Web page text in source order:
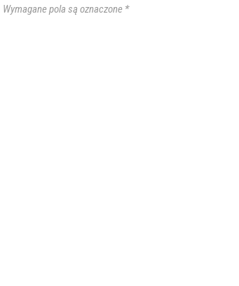
Wymagane pola są oznaczone *